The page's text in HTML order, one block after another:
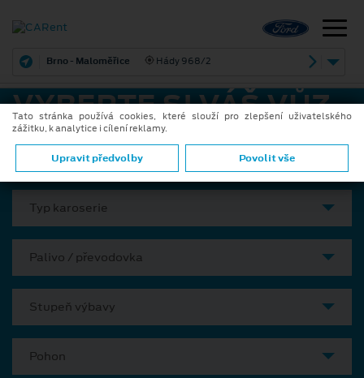
Brno - Maloměřice Hády 968/2
VYBERTE SI VÁŠ VŮZ
Model
Typ karoserie
Palivo / převodovka
Stupeň výbavy
Pohon
Tato stránka používá cookies, které slouží pro zlepšení uživatelského
zážitku, k analytice i cílení reklamy.
Upravit předvolby Povolit vše